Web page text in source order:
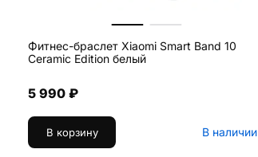
Фитнес-браслет Xiaomi Smart Band 10
Ceramic Edition белый
5 990 ₽
В корзину В наличии